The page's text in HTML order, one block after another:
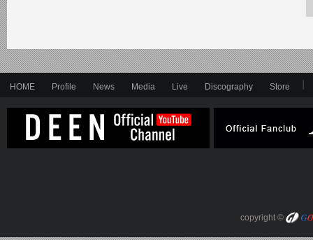
HOME Profile News Media Live Discography Store
copyright ©